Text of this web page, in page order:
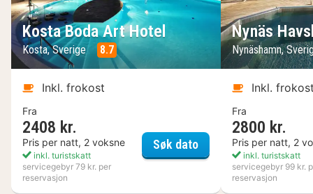
Kosta Boda Art Hotel
Kosta, Sverige 8.7
Inkl. frokost
Fra
2408 kr.
Pris per natt, 2 voksne
inkl. turistskatt
servicegebyr 79 kr. per
reservasjon
Søk datoKosta Boda Art Hotel
Nynäs
Nynäshamn,
Inkl.
Fra
2800 kr.
Pris per natt, 2
inkl. turistskatt
servicegebyr 99 kr.
reservasjon